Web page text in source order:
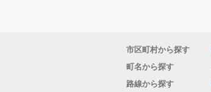
市区町村から探す
町名から探す
路線から探す